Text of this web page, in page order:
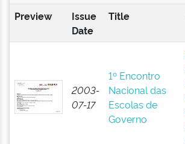
Preview
Issue
Date
Title
2003-
07-17
1º Encontro
Nacional das
Escolas de
Governo